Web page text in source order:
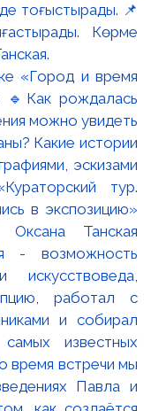
тоғыстырады. 📌
Көрме